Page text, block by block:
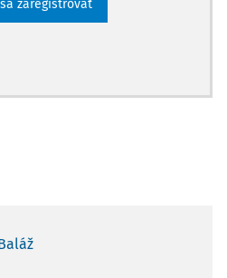
zaregistrovať